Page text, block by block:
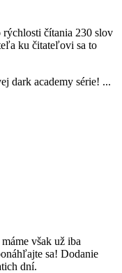
rýchlosti čítania 230 slov
ku čitateľovi sa to
dark academy série! ...
však už iba
sa! Dodanie
dní.